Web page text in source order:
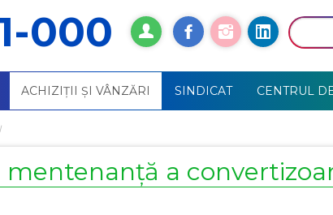
000
ACHIZIŢII ŞI VÂNZĂRI SINDICAT СENTRUL
a